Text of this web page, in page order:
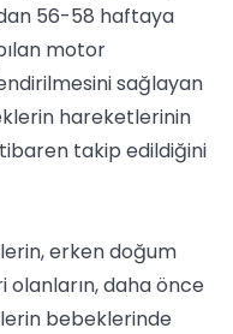
56-58 haftaya
motor
sağlayan
hareketlerinin
takip edildiğini
erken doğum
olanların, daha önce
bebeklerinde